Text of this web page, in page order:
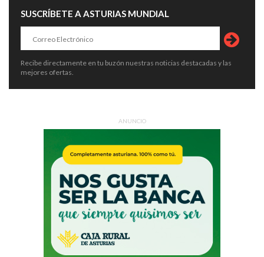
SUSCRÍBETE A ASTURIAS MUNDIAL
Recibe directamente en tu buzón nuestras noticias destacadas y las
mejores ofertas.
ANUNCIO